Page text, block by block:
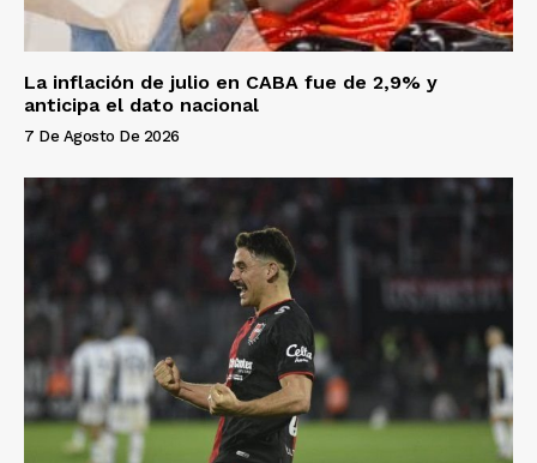
La inflación de julio en CABA fue de 2,9% y
anticipa el dato nacional
7 De Agosto De 2026